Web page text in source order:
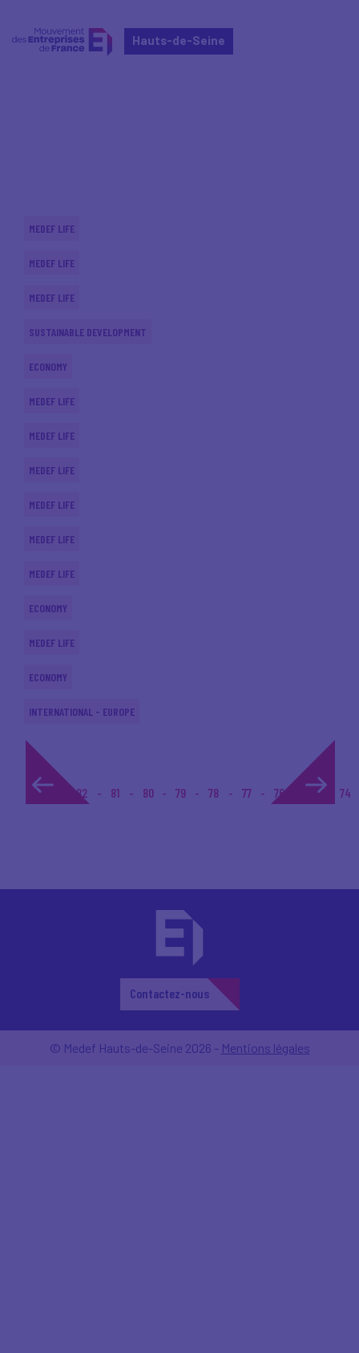
Hauts-de-Seine
MEDEF LIFE
MEDEF LIFE
MEDEF LIFE
SUSTAINABLE DEVELOPMENT
ECONOMY
MEDEF LIFE
MEDEF LIFE
MEDEF LIFE
MEDEF LIFE
MEDEF LIFE
MEDEF LIFE
ECONOMY
MEDEF LIFE
ECONOMY
INTERNATIONAL - EUROPE
1... 82 81 80 79 78 77 76 74
Contactez-nous
© Medef Hauts-de-Seine 2026 - Mentions légales